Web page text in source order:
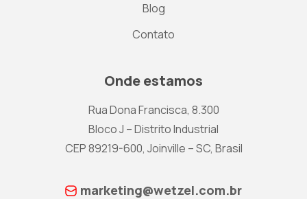
Blog
Contato
Onde estamos
Rua Dona Francisca, 8.300
Bloco J – Distrito Industrial
CEP 89219-600, Joinville – SC, Brasil
marketing@wetzel.com.br